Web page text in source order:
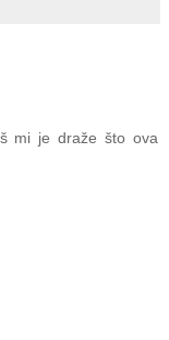
mi je draže što ova